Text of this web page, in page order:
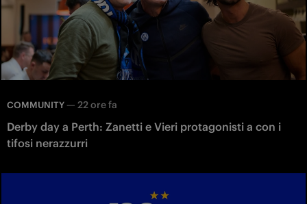
COMMUNITY — 22 ore fa
Derby day a Perth: Zanetti e Vieri protagonisti a con i
tifosi nerazzurri